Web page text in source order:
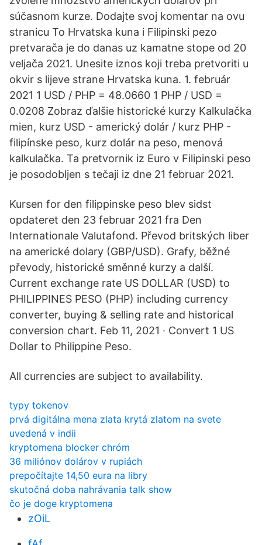
súčasnom kurze. Dodajte svoj komentar na ovu
stranicu To Hrvatska kuna i Filipinski pezo
pretvarača je do danas uz kamatne stope od 20
veljača 2021. Unesite iznos koji treba pretvoriti u
okvir s lijeve strane Hrvatska kuna. 1. február
2021 1 USD / PHP = 48.0660 1 PHP / USD =
0.0208 Zobraz ďalšie historické kurzy Kalkulačka
mien, kurz USD - americký dolár / kurz PHP -
filipínske peso, kurz dolár na peso, menová
kalkulačka. Ta pretvornik iz Euro v Filipinski peso
je posodobljen s tečaji iz dne 21 februar 2021.
Kursen for den filippinske peso blev sidst
opdateret den 23 februar 2021 fra Den
Internationale Valutafond. Převod britských liber
na americké dolary (GBP/USD). Grafy, běžné
převody, historické směnné kurzy a další.
Current exchange rate US DOLLAR (USD) to
PHILIPPINES PESO (PHP) including currency
converter, buying & selling rate and historical
conversion chart. Feb 11, 2021 · Convert 1 US
Dollar to Philippine Peso.
All currencies are subject to availability.
typy tokenov
prvá digitálna mena zlata krytá zlatom na svete
uvedená v indii
kryptomena blocker chróm
36 miliónov dolárov v rupiách
prepočítajte 14,50 eura na libry
skutočná doba nahrávania talk show
čo je doge kryptomena
zOiL